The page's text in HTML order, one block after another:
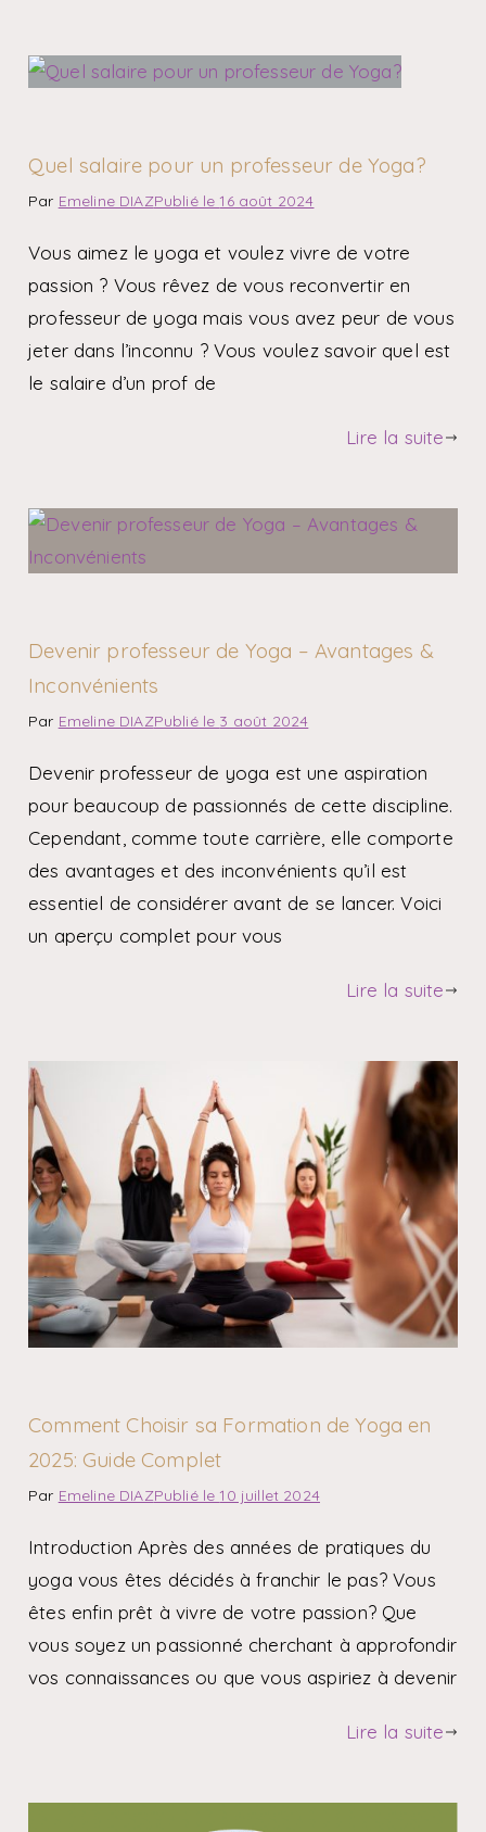
Quel salaire pour un professeur de Yoga?
Par Emeline DIAZPublié le16 août 2024
Vous aimez le yoga et voulez vivre de votre
passion ? Vous rêvez de vous reconvertir en
professeur de yoga mais vous avez peur de vous
jeter dans l’inconnu ? Vous voulez savoir quel est
le salaire d’un prof de
Lire la suite
Devenir professeur de Yoga – Avantages &
Inconvénients
Par Emeline DIAZPublié le 3 août 2024
Devenir professeur de yoga est une aspiration
pour beaucoup de passionnés de cette discipline.
Cependant, comme toute carrière, elle comporte
des avantages et des inconvénients qu’il est
essentiel de considérer avant de se lancer. Voici
un aperçu complet pour vous
Lire la suite
Comment Choisir sa Formation de Yoga en
2025: Guide Complet
Par Emeline DIAZPublié le10 juillet 2024
Introduction Après des années de pratiques du
yoga vous êtes décidés à franchir le pas? Vous
êtes enfin prêt à vivre de votre passion? Que
vous soyez un passionné cherchant à approfondir
vos connaissances ou que vous aspiriez à devenir
Lire la suite